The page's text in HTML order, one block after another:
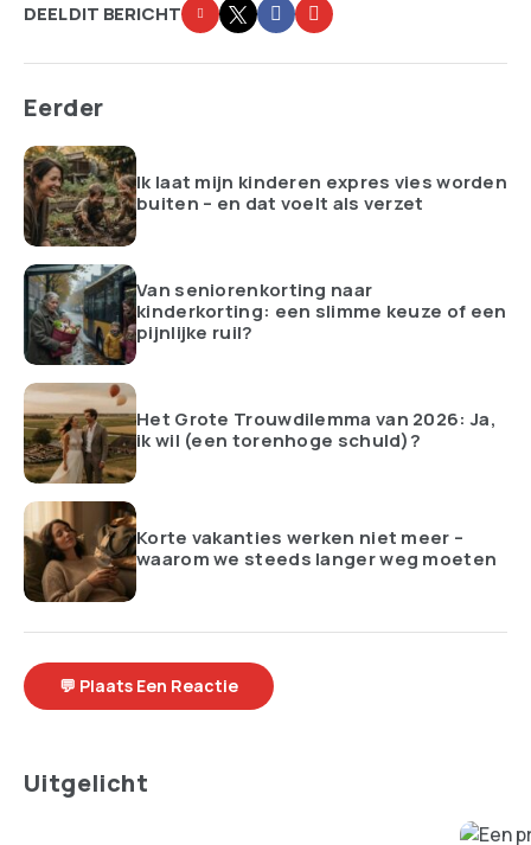
DEEL DIT BERICHT
Eerder
Ik laat mijn kinderen expres vies worden
buiten – en dat voelt als verzet
Van seniorenkorting naar
kinderkorting: een slimme keuze of een
pijnlijke ruil?
Het Grote Trouwdilemma van 2026: Ja,
ik wil (een torenhoge schuld)?
Korte vakanties werken niet meer –
waarom we steeds langer weg moeten
💬 Plaats Een Reactie
Uitgelicht